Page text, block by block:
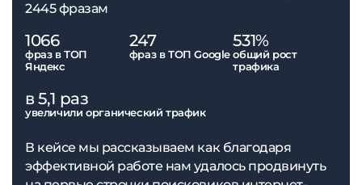
2445 фразам
1066
фраз в ТОП
Яндекс
247
фраз в ТОП Google
531%
общий рост
трафика
в 5,1 раз
увеличили органический трафик
В кейсе мы рассказываем как благодаря
эффективной работе нам удалось продвинуть